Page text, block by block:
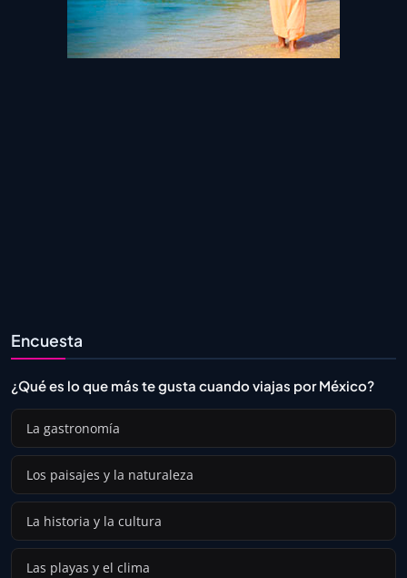
Encuesta
¿Qué es lo que más te gusta cuando viajas por México?
La gastronomía
Los paisajes y la naturaleza
La historia y la cultura
Las playas y el clima